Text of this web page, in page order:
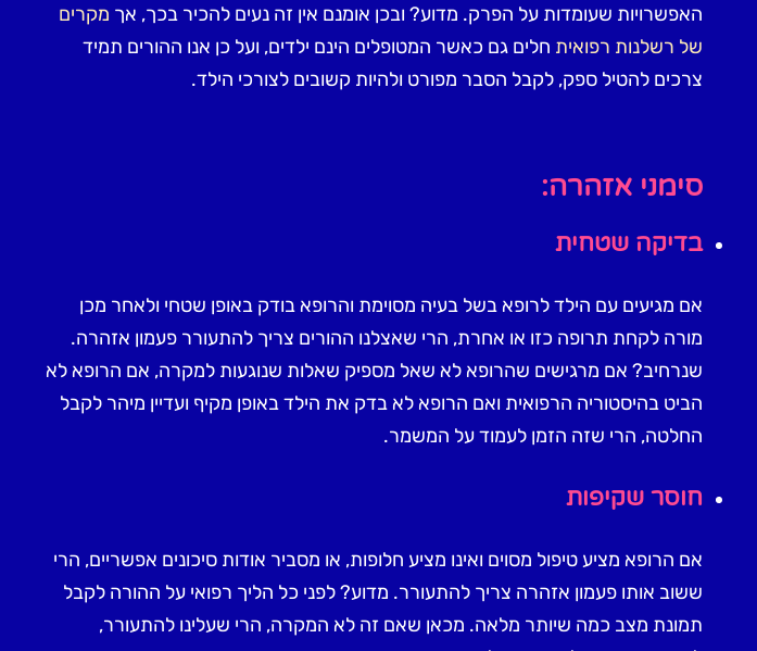
האפשרויות שעומדות על הפרק. מדוע? ובכן אומנם אין זה נעים להכיר בכך, אך מקרים
של רשלנות רפואית חלים גם כאשר המטופלים הינם ילדים, ועל כן אנו ההורים תמיד
צרכים להטיל ספק, לקבל הסבר מפורט ולהיות קשובים לצורכי הילד.
סימני אזהרה:
בדיקה שטחית
אם מגיעים עם הילד לרופא בשל בעיה מסוימת והרופא בודק באופן שטחי ולאחר מכן
מורה לקחת תרופה כזו או אחרת, הרי שאצלנו ההורים צריך להתעורר פעמון אזהרה.
שנרחיב? אם מרגישים שהרופא לא שאל מספיק שאלות שנוגעות למקרה, אם הרופא לא
הביט בהיסטוריה הרפואית ואם הרופא לא בדק את הילד באופן מקיף ועדיין מיהר לקבל
החלטה, הרי שזה הזמן לעמוד על המשמר.
חוסר שקיפות
אם הרופא מציע טיפול מסוים ואינו מציע חלופות, או מסביר אודות סיכונים אפשריים, הרי
ששוב אותו פעמון אזהרה צריך להתעורר. מדוע? לפני כל הליך רפואי על ההורה לקבל
תמונת מצב כמה שיותר מלאה. מכאן שאם זה לא המקרה, הרי שעלינו להתעורר,